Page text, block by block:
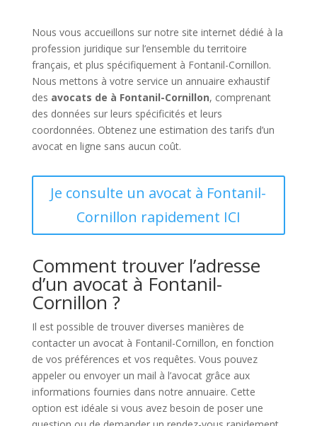
Nous vous accueillons sur notre site internet dédié à la
profession juridique sur l’ensemble du territoire
français, et plus spécifiquement à Fontanil-Cornillon.
Nous mettons à votre service un annuaire exhaustif
des avocats de à Fontanil-Cornillon, comprenant
des données sur leurs spécificités et leurs
coordonnées. Obtenez une estimation des tarifs d’un
avocat en ligne sans aucun coût.
Je consulte un avocat à Fontanil-
Cornillon rapidement ICI
Comment trouver l’adresse
d’un avocat à Fontanil-
Cornillon ?
Il est possible de trouver diverses manières de
contacter un avocat à Fontanil-Cornillon, en fonction
de vos préférences et vos requêtes. Vous pouvez
appeler ou envoyer un mail à l’avocat grâce aux
informations fournies dans notre annuaire. Cette
option est idéale si vous avez besoin de poser une